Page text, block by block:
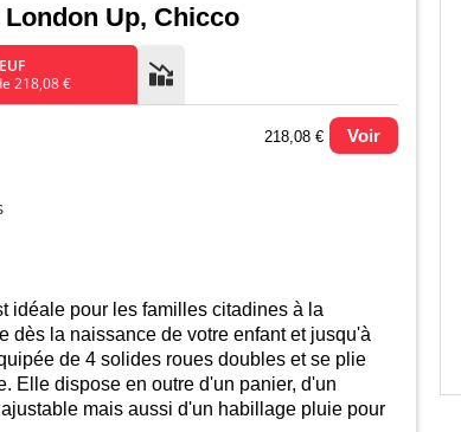
Up, Chicco
218,08 €
218,08 € Voir
idéale pour les familles citadines à la
dès la naissance de votre enfant et jusqu'à
de 4 solides roues doubles et se plie
Elle dispose en outre d'un panier, d'un
mais aussi d'un habillage pluie pour